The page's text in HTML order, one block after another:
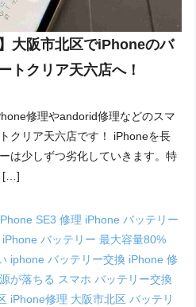
大阪市北区でiPhoneのバ
トクリア天六店へ！
修理やandorid修理などのスマ
クリア天六店です！ iPhoneを長
は少しずつ劣化していきます。特
[…]
SE3 修理 iPhone バッテリー
iPhone バッテリー 最大容量80%
iphone バッテリー交換 iPhone 修
が落ちる スマホ バッテリー交換
iPhone修理 大阪市北区 バッテリ